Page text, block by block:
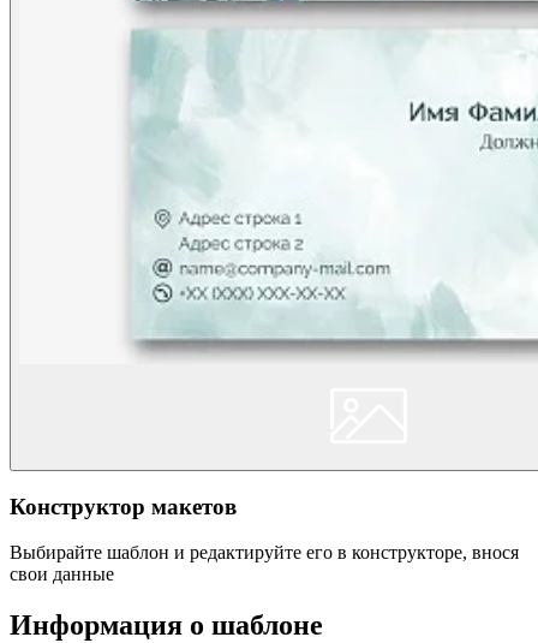
Конструктор макетов
Выбирайте шаблон и редактируйте его в конструкторе, внося
свои данные
Информация о шаблоне